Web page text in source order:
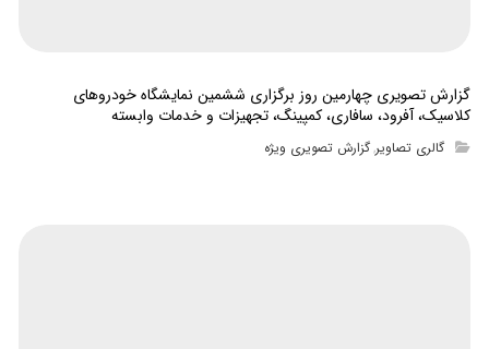
گزارش تصویری چهارمین روز برگزاری ششمین نمایشگاه خودروهای
کلاسیک، آفرود، سافاری، کمپینگ، تجهیزات و خدمات وابسته
گالری تصاویر,گزارش تصویری ویژه